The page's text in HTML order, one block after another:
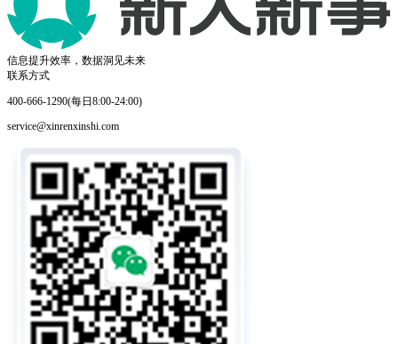
信息提升效率，数据洞见未来
联系方式
400-666-1290(每日8:00-24:00)
service@xinrenxinshi.com